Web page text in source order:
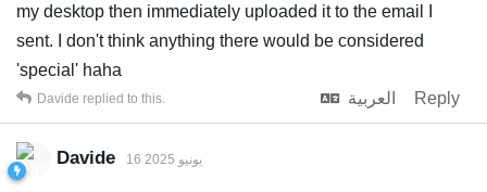
my desktop then immediately uploaded it to the email I
sent. I don't think anything there would be considered
'special' haha
العربية
Reply
Davide replied to this.
Davide 16 يونيو 2025